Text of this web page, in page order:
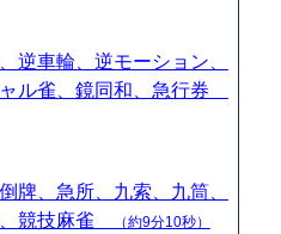
逆車輪、逆モーション、
ル雀、鏡同和、急行券
牌、急所、九索、九筒、
競技麻雀
（約9分10秒）